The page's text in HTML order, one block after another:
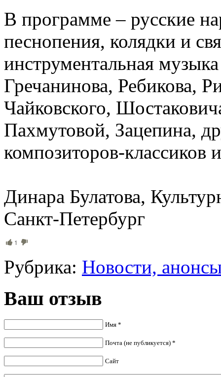
В программе – русские
песнопения, колядки и
инструментальная
Гречанинова, Ребикова,
Чайковского,
Пахмутовой, Зацепина,
композиторов-классиков
Динара Булатова,
Санкт-Петербург
1
Рубрика: Новости,
Ваш отзыв
Имя *
Почта (не публикуется) *
Сайт